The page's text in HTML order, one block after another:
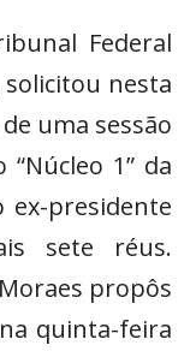
Federal
solicitou nesta
uma sessão
1” da
presidente
sete réus.
propôs
quinta-feira